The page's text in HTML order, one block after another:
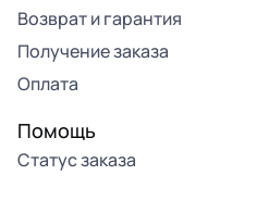
Возврат и гарантия
Получение заказа
Оплата
Помощь
Статус заказа